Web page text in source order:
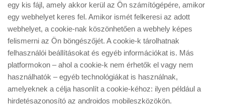
egy kis fájl, amely akkor kerül az Ön számítógépére, amikor
egy webhelyet keres fel. Amikor ismét felkeresi az adott
webhelyet, a cookie-nak köszönhetően a webhely képes
felismerni az Ön böngészőjét. A cookie-k tárolhatnak
felhasználói beállításokat és egyéb információkat is. Más
platformokon – ahol a cookie-k nem érhetők el vagy nem
használhatók – egyéb technológiákat is használnak,
amelyeknek a célja hasonlít a cookie-kéhoz: ilyen például a
hirdetésazonosító az androidos mobileszközökön.